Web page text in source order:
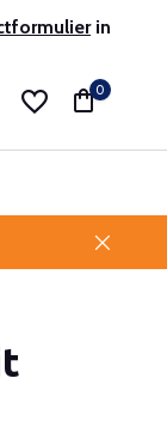
in
0